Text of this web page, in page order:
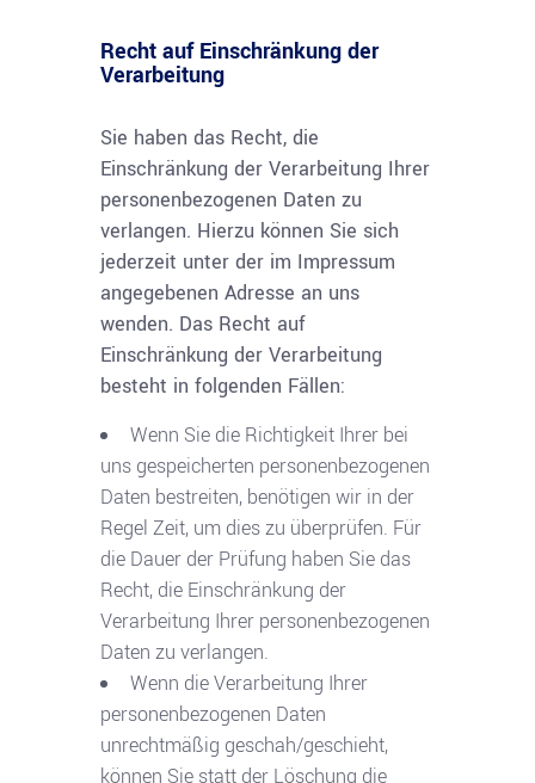
Recht auf Einschränkung der
Verarbeitung
Sie haben das Recht, die
Einschränkung der Verarbeitung Ihrer
personenbezogenen Daten zu
verlangen. Hierzu können Sie sich
jederzeit unter der im Impressum
angegebenen Adresse an uns
wenden. Das Recht auf
Einschränkung der Verarbeitung
besteht in folgenden Fällen:
Wenn Sie die Richtigkeit Ihrer bei
uns gespeicherten personenbezogenen
Daten bestreiten, benötigen wir in der
Regel Zeit, um dies zu überprüfen. Für
die Dauer der Prüfung haben Sie das
Recht, die Einschränkung der
Verarbeitung Ihrer personenbezogenen
Daten zu verlangen.
Wenn die Verarbeitung Ihrer
personenbezogenen Daten
unrechtmäßig geschah/geschieht,
können Sie statt der Löschung die